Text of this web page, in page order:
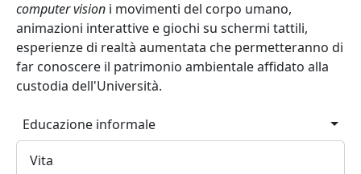
computer vision i movimenti del corpo umano,
animazioni interattive e giochi su schermi tattili,
esperienze di realtà aumentata che permetteranno di
far conoscere il patrimonio ambientale affidato alla
custodia dell'Università.
Main navigation
Educazione informale
Vita